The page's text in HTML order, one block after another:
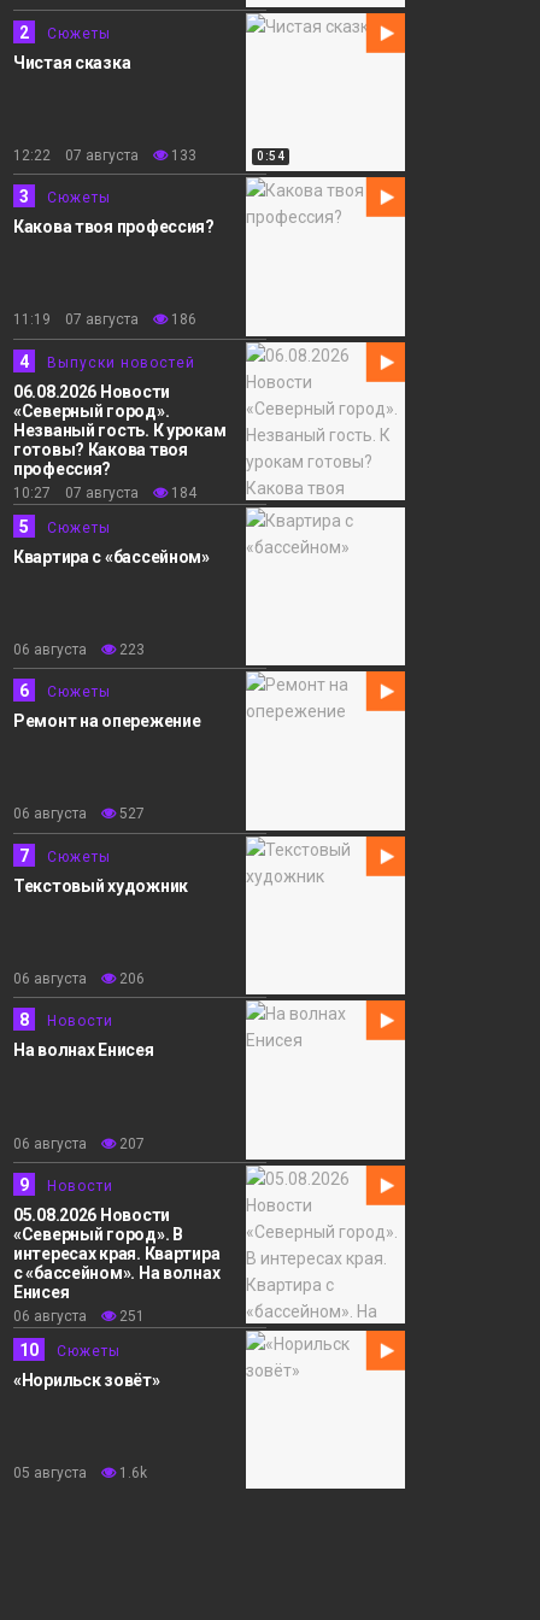
0:54
2 Сюжеты
Чистая сказка
12:22 07 августа 133
3 Сюжеты
Какова твоя профессия?
11:19 07 августа 186
4 Выпуски новостей
06.08.2026 Новости
«Северный город».
Незваный гость. К урокам
готовы? Какова твоя
профессия?
10:27 07 августа 184
5 Сюжеты
Квартира с «бассейном»
06 августа 223
6 Сюжеты
Ремонт на опережение
06 августа 527
7 Сюжеты
Текстовый художник
06 августа 206
8 Новости
На волнах Енисея
06 августа 207
9 Новости
05.08.2026 Новости
«Северный город». В
интересах края. Квартира
с «бассейном». На волнах
Енисея
06 августа 251
10 Сюжеты
«Норильск зовёт»
05 августа 1.6k